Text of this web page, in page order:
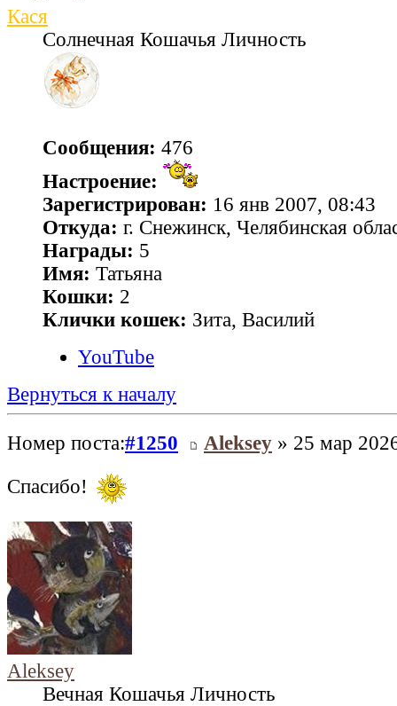
Кася
Солнечная Кошачья Личность
Сообщения: 476
Настроение:
Зарегистрирован: 16 янв 2007, 08:43
Откуда: г. Снежинск, Челябинская
Награды: 5
Имя: Татьяна
Кошки: 2
Клички кошек: Зита, Василий
YouTube
Вернуться к началу
Номер поста:#1250 Aleksey » 25 мар
Спасибо!
Aleksey
Вечная Кошачья Личность